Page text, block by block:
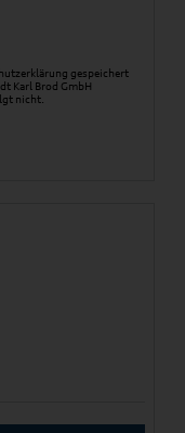
gespeichert
Karl Brod GmbH
nicht.